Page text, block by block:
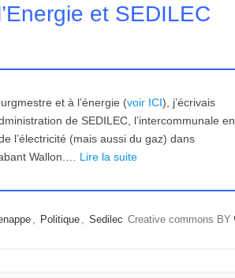
et SEDILEC
et à l’énergie (voir ICI), j’écrivais
de SEDILEC, l’intercommunale en
l’électricité (mais aussi du gaz) dans
Wallon.… Lire la suite
Politique Sedilec Creative commons BY